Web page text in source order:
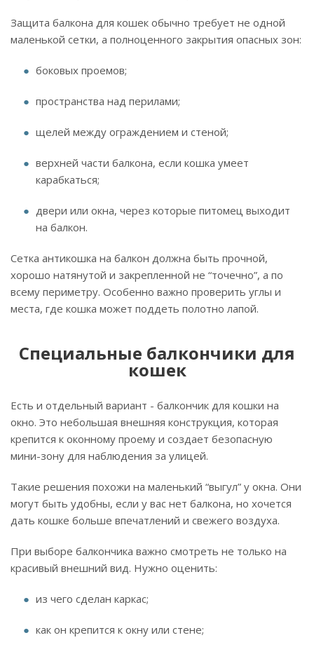
Защита балкона для кошек обычно требует не одной
маленькой сетки, а полноценного закрытия опасных зон:
боковых проемов;
пространства над перилами;
щелей между ограждением и стеной;
верхней части балкона, если кошка умеет
карабкаться;
двери или окна, через которые питомец выходит
на балкон.
Сетка антикошка на балкон должна быть прочной,
хорошо натянутой и закрепленной не “точечно”, а по
всему периметру. Особенно важно проверить углы и
места, где кошка может поддеть полотно лапой.
Специальные балкончики для
кошек
Есть и отдельный вариант - балкончик для кошки на
окно. Это небольшая внешняя конструкция, которая
крепится к оконному проему и создает безопасную
мини-зону для наблюдения за улицей.
Такие решения похожи на маленький “выгул” у окна. Они
могут быть удобны, если у вас нет балкона, но хочется
дать кошке больше впечатлений и свежего воздуха.
При выборе балкончика важно смотреть не только на
красивый внешний вид. Нужно оценить:
из чего сделан каркас;
как он крепится к окну или стене;